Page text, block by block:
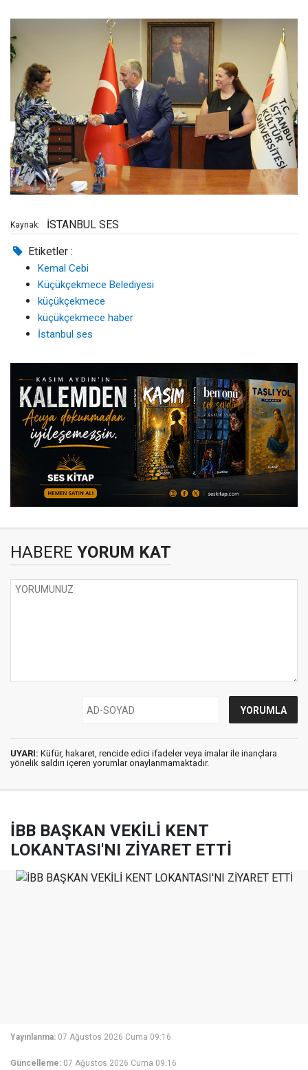
Kaynak: İSTANBUL SES
Etiketler :
Kemal Cebi
Küçükçekmece Belediyesi
küçükçekmece
küçükçekmece haber
İstanbul ses
HABERE YORUM KAT
UYARI: Küfür, hakaret, rencide edici ifadeler veya imalar ile inançlara
yönelik saldırı içeren yorumlar onaylanmamaktadır.
İBB BAŞKAN VEKİLİ KENT
LOKANTASI'NI ZİYARET ETTİ
Yayınlanma: 07 Ağustos 2026 Cuma 09:16
Güncelleme: 07 Ağustos 2026 Cuma 09:16